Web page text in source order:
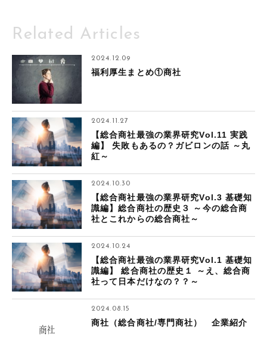
Related Articles
2024.12.09
福利厚生まとめ①商社
2024.11.27
【総合商社最強の業界研究Vol.11 実践
編】 失敗もあるの？ガビロンの話 ～丸
紅～
2024.10.30
【総合商社最強の業界研究Vol.3 基礎知
識編】総合商社の歴史３ ～今の総合商
社とこれからの総合商社～
2024.10.24
【総合商社最強の業界研究Vol.1 基礎知
識編】 総合商社の歴史１ ～え、総合商
社って日本だけなの？？～
2024.08.15
商社（総合商社/専門商社） 企業紹介